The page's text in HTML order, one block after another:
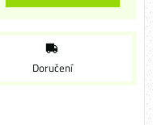
Doručení